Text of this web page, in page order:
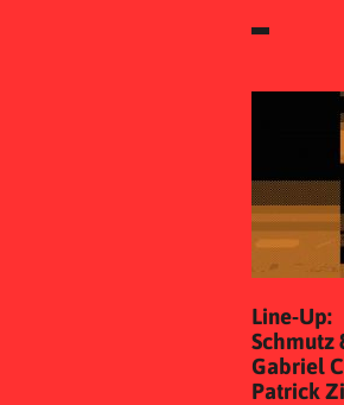
Line-Up:
Schmutz
Gabriel
Patrick